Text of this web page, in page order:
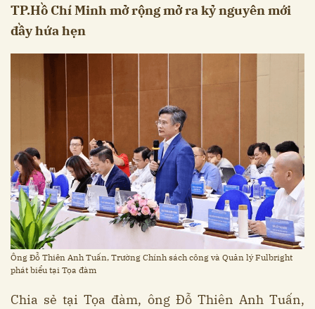
TP.Hồ Chí Minh mở rộng mở ra kỷ nguyên mới
đầy hứa hẹn
Ông Đỗ Thiên Anh Tuấn, Trường Chính sách công và Quản lý Fulbright
phát biểu tại Tọa đàm
Chia sẻ tại Tọa đàm, ông Đỗ Thiên Anh Tuấn,